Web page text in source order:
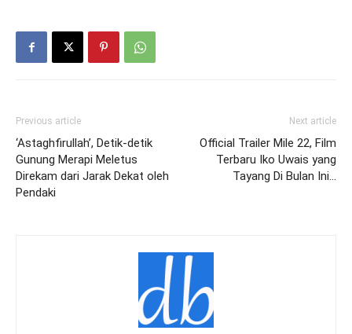
Previous article
‘Astaghfirullah’, Detik-detik
Gunung Merapi Meletus
Direkam dari Jarak Dekat oleh
Pendaki
Next article
Official Trailer Mile 22, Film
Terbaru Iko Uwais yang
Tayang Di Bulan Ini…